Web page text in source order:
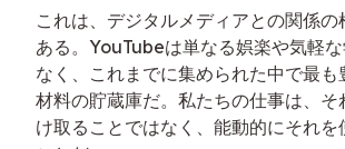
これは、デジタルメディアとの関係
ある。YouTubeは単なる娯楽や気軽
なく、これまでに集められた中で最
材料の貯蔵庫だ。私たちの仕事は、そ
け取ることではなく、能動的にそれを